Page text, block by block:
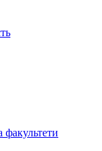
факультети